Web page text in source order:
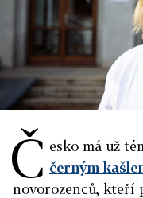
Č esko má už
černým
novorozenců, kteří